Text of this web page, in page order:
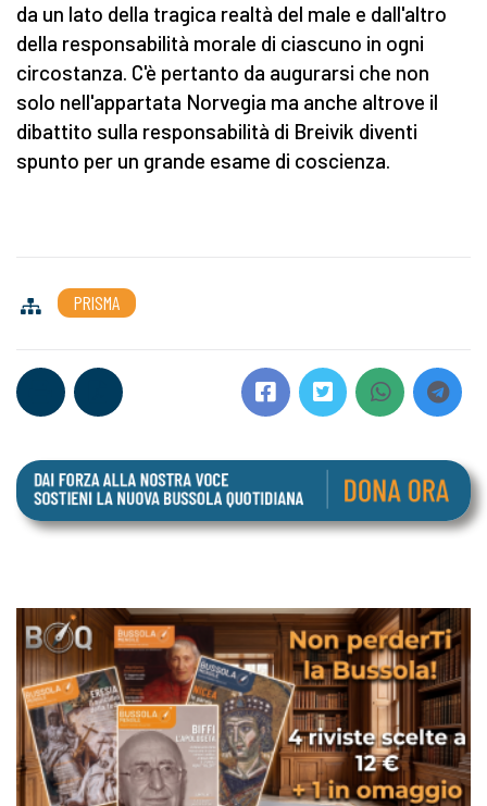
da un lato della tragica realtà del male e dall'altro
della responsabilità morale di ciascuno in ogni
circostanza. C'è pertanto da augurarsi che non
solo nell'appartata Norvegia ma anche altrove il
dibattito sulla responsabilità di Breivik diventi
spunto per un grande esame di coscienza.
PRISMA